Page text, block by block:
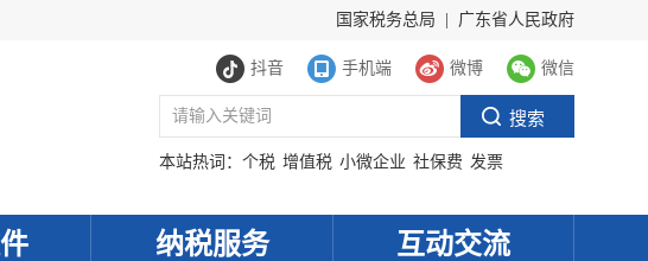
国家税务总局 广东省人民政府
抖音 手机端 微博 微信
本站热词： 个税 增值税 小微企业 社保费 发票
纳税服务 互动交流